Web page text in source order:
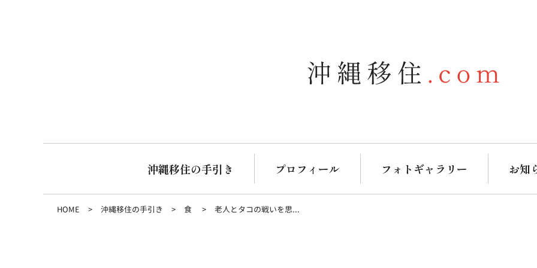
沖縄移住の手引き プロフィール フォトギャラリー お知
HOME 沖縄移住の手引き 食 老人とタコの戦いを思...